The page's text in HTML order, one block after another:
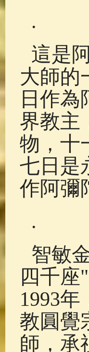
.
這是
大師的
日作
界教主
物，十
七日是
作阿彌
.
智敏
四千
1993
教圓覺
師，承